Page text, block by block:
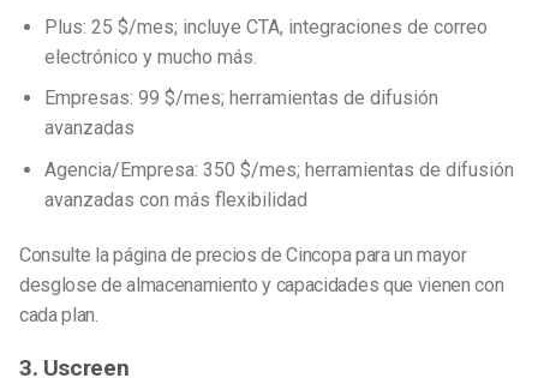
Plus: 25 $/mes; incluye CTA, integraciones de correo
electrónico y mucho más.
Empresas: 99 $/mes; herramientas de difusión
avanzadas
Agencia/Empresa: 350 $/mes; herramientas de difusión
avanzadas con más flexibilidad
Consulte la página de precios de Cincopa para un mayor
desglose de almacenamiento y capacidades que vienen con
cada plan.
3. Uscreen